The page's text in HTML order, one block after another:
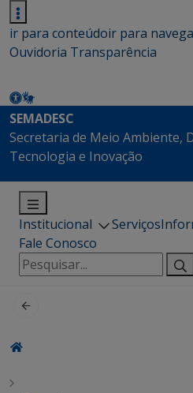
ir para conteúdoir para
Ouvidoria Transparência
SEMADESC
Secretaria de Meio Ambiente,
Tecnologia e Inovação
Institucional Serviços
Fale Conosco
Pesquisar
por: